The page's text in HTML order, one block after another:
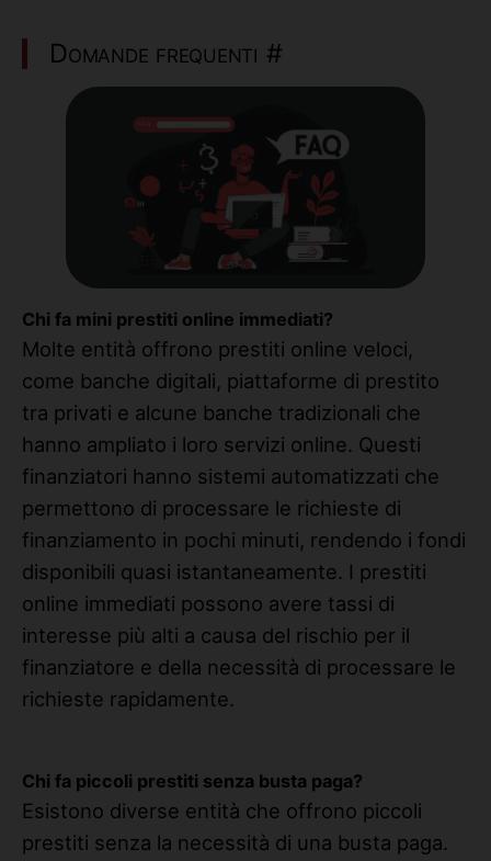
Domande frequenti #
Chi fa mini prestiti online immediati?
Molte entità offrono prestiti online veloci,
come banche digitali, piattaforme di prestito
tra privati e alcune banche tradizionali che
hanno ampliato i loro servizi online. Questi
finanziatori hanno sistemi automatizzati che
permettono di processare le richieste di
finanziamento in pochi minuti, rendendo i fondi
disponibili quasi istantaneamente. I prestiti
online immediati possono avere tassi di
interesse più alti a causa del rischio per il
finanziatore e della necessità di processare le
richieste rapidamente.
Chi fa piccoli prestiti senza busta paga?
Esistono diverse entità che offrono piccoli
prestiti senza la necessità di una busta paga.